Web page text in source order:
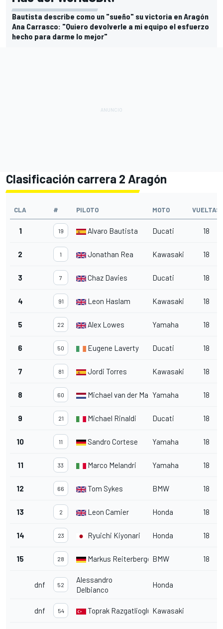
Bautista describe como un "sueño" su victoria en Aragón
Ana Carrasco: "Quiero devolverle a mi equipo el esfuerzo
hecho para darme lo mejor"
Clasificación carrera 2 Aragón
CLA # PILOTO MOTO VUELTAS
1 19 Alvaro Bautista Ducati 18
2 1 Jonathan Rea Kawasaki 18
3 7 Chaz Davies Ducati 18
4 91 Leon Haslam Kawasaki 18
5 22 Alex Lowes Yamaha 18
6 50 Eugene Laverty Ducati 18
7 81 Jordi Torres Kawasaki 18
8 60 Michael van der MarkYamaha 18
9 21 Michael Rinaldi Ducati 18
10 11 Sandro Cortese Yamaha 18
11 33 Marco Melandri Yamaha 18
12 66 Tom Sykes BMW 18
13 2 Leon Camier Honda 18
14 23 Ryuichi Kiyonari Honda 18
15 28 Markus ReiterbergerBMW 18
dnf 52
Alessandro
Delbianco
Honda
dnf 54 Toprak Razgatlioglu Kawasaki